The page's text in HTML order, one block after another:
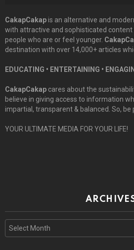
CakapCakapis an alternative and
with attractive and sophisticated content
people who are or feel younger.
destination with over 14,000+ articles
EDUCATING • ENTERTAINING •
CakapCakap cares about the
believe in giving access to information
impartial, transparent & balanced. So,
YOUR ULTIMATE MEDIA FOR YOUR LIFE!
Archives